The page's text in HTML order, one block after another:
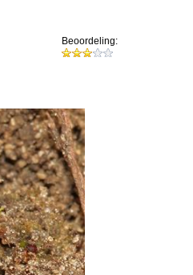
Beoordeling: